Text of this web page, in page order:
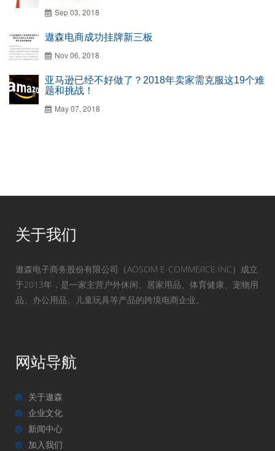
Sep 03, 2018
遨森电商成功挂牌新三板
Nov 06, 2018
亚马逊已经不好做了？2018年卖家需克服这19个难
题和挑战！
May 07, 2018
关于我们
遨森电子商务股份有限公司（AOSOM E-COMMERCE INC）成立
于2013年，是一家主营户外休闲、居家用品、体育健康、宠物用
品、办公用品、儿童玩具等产品的跨境电商企业。
网站导航
关于遨森
企业文化
新闻中心
加入我们